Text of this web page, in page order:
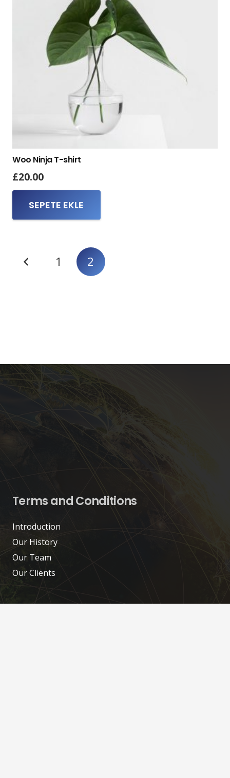
Woo Ninja T-shirt
£20.00
SEPETE EKLE
Yazı
gezinmesi
1 2
Terms and Conditions
Introduction
Our History
Our Team
Our Clients